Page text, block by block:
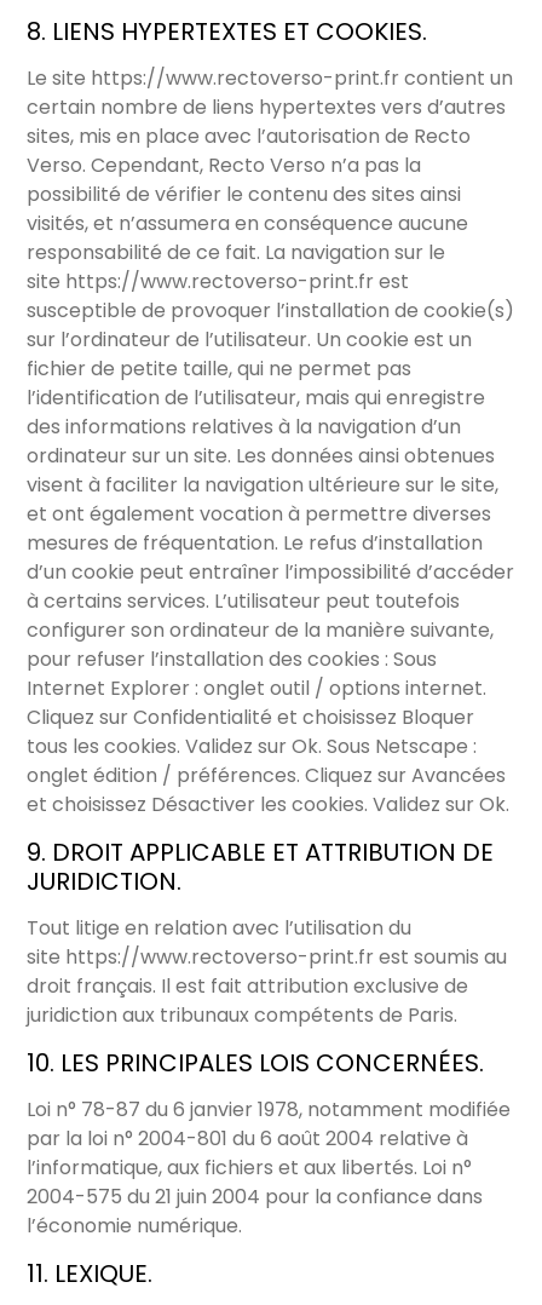
8. LIENS HYPERTEXTES ET COOKIES.
Le site https://www.rectoverso-print.frcontient un
certain nombre de liens hypertextes vers d’autres
sites, mis en place avec l’autorisation de Recto
Verso. Cependant, Recto Verso n’a pas la
possibilité de vérifier le contenu des sites ainsi
visités, et n’assumera en conséquence aucune
responsabilité de ce fait. La navigation sur le
site https://www.rectoverso-print.frest
susceptible de provoquer l’installation de cookie(s)
sur l’ordinateur de l’utilisateur. Un cookie est un
fichier de petite taille, qui ne permet pas
l’identification de l’utilisateur, mais qui enregistre
des informations relatives à la navigation d’un
ordinateur sur un site. Les données ainsi obtenues
visent à faciliter la navigation ultérieure sur le site,
et ont également vocation à permettre diverses
mesures de fréquentation. Le refus d’installation
d’un cookie peut entraîner l’impossibilité d’accéder
à certains services. L’utilisateur peut toutefois
configurer son ordinateur de la manière suivante,
pour refuser l’installation des cookies : Sous
Internet Explorer : onglet outil / options internet.
Cliquez sur Confidentialité et choisissez Bloquer
tous les cookies. Validez sur Ok. Sous Netscape :
onglet édition / préférences. Cliquez sur Avancées
et choisissez Désactiver les cookies. Validez sur Ok.
9. DROIT APPLICABLE ET ATTRIBUTION DE
JURIDICTION.
Tout litige en relation avec l’utilisation du
site https://www.rectoverso-print.frest soumis au
droit français. Il est fait attribution exclusive de
juridiction aux tribunaux compétents de Paris.
10. LES PRINCIPALES LOIS CONCERNÉES.
Loi n° 78-87 du 6 janvier 1978, notamment modifiée
par la loi n° 2004-801 du 6 août 2004 relative à
l’informatique, aux fichiers et aux libertés. Loi n°
2004-575 du 21 juin 2004 pour la confiance dans
l’économie numérique.
11. LEXIQUE.